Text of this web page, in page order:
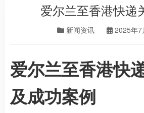
爱尔兰至香港快递
新闻资讯 2025年7
爱尔兰至香港快
及成功案例